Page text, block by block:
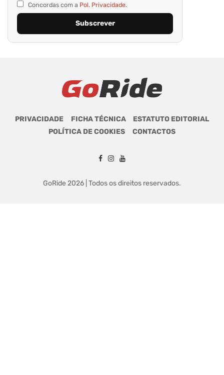
Concordas com a Pol. Privacidade.
PRIVACIDADE FICHA TÉCNICA
ESTATUTO EDITORIAL
POLÍTICA DE COOKIES
CONTACTOS
GoRide 2026 | Todos os direitos reservados.